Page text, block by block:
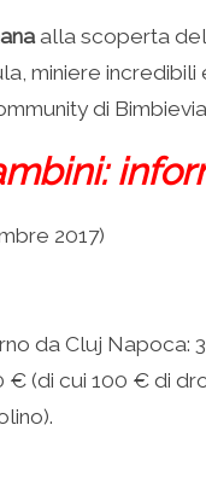
alla scoperta
miniere
di
2017)
da Cluj Napoca:
(di cui 100 € di